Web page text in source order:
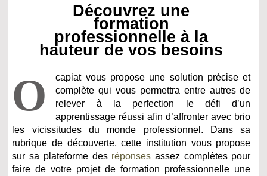
Découvrez une
formation
professionnelle à la
hauteur de vos besoins
O
capiat vous propose une solution précise et
complète qui vous permettra entre autres de
relever à la perfection le défi d’un
apprentissage réussi afin d’affronter avec brio
les vicissitudes du monde professionnel. Dans sa
rubrique de découverte, cette institution vous propose
sur sa plateforme des réponses assez complètes pour
faire de votre projet de formation professionnelle une